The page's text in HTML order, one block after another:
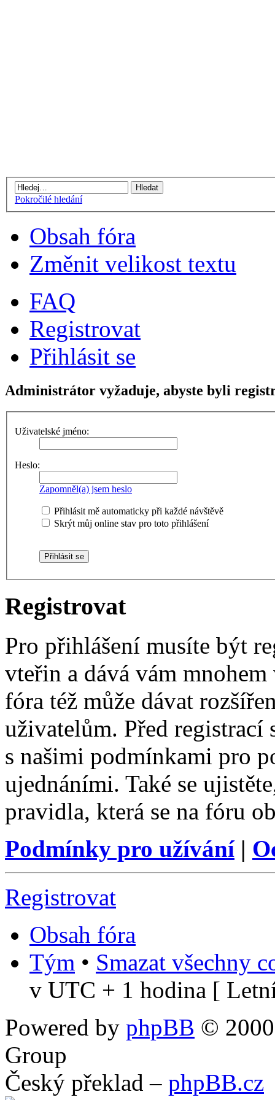
Pokročilé hledání
Obsah fóra
Změnit velikost textu
FAQ
Registrovat
Přihlásit se
Administrátor vyžaduje, abyste byli
Uživatelské jméno:
Heslo:
Zapomněl(a) jsem heslo
Přihlásit mě automaticky při každé návštěvě
Skrýt můj online stav pro toto přihlášení
Registrovat
Pro přihlášení musíte být
vteřin a dává vám
fóra též může dávat
uživatelům. Před registrací
s našimi podmínkami pro
ujednáními. Také se
pravidla, která se na fóru
Podmínky pro užívání|
Registrovat
Obsah fóra
Tým • Smazat všechny
v UTC + 1 hodina [
Powered by phpBB ©
Group
Český překlad – phpBB.cz